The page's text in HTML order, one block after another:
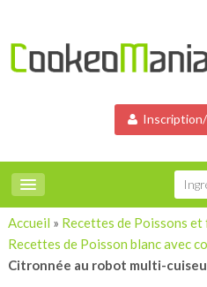
Inscription/
Accueil » Recettes de Poissons
Recettes de Poisson blanc avec
Citronnée au robot multi-